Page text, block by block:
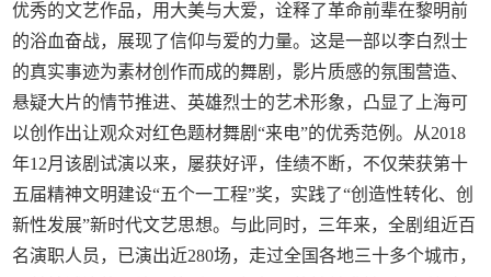
优秀的文艺作品，用大美与大爱，诠释了革命前辈在黎明前
的浴血奋战，展现了信仰与爱的力量。这是一部以李白烈士
的真实事迹为素材创作而成的舞剧，影片质感的氛围营造、
悬疑大片的情节推进、英雄烈士的艺术形象，凸显了上海可
以创作出让观众对红色题材舞剧“来电”的优秀范例。从2018
年12月该剧试演以来，屡获好评，佳绩不断，不仅荣获第十
五届精神文明建设“五个一工程”奖，实践了“创造性转化、创
新性发展”新时代文艺思想。与此同时，三年来，全剧组近百
名演职人员，已演出近280场，走过全国各地三十多个城市，